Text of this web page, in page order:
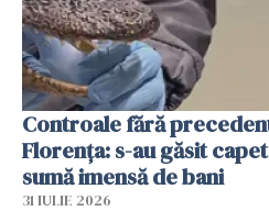
Controale fără
Florența: s-au găsit
sumă imensă de bani
31 IULIE 2026